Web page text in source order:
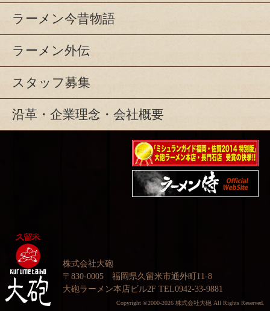
ラーメン今昔物語
ラーメン外伝
スタッフ募集
沿革・企業理念・会社概要
ミシュランガイド福岡・
佐賀2014特別版大砲ラー
株式会社大砲
〒830-0005 福岡県久留米市通外町11-8
大砲ラーメン本店ビル2F TEL0942-33-9881
Copyright ©2000-2026 株式会社大砲 All Rights Reserved.